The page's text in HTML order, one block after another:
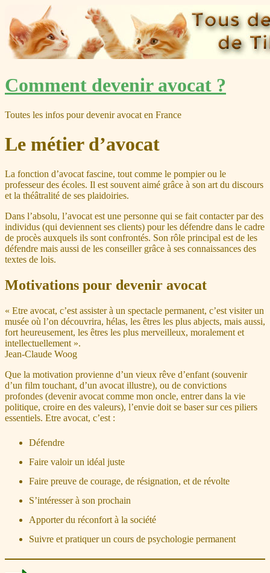
Skip
to
Comment devenir avocat ?
Toutes les infos pour devenir avocat en France
Le métier d’avocat
La fonction d’avocat fascine, tout comme le pompier ou le
professeur des écoles. Il est souvent aimé grâce à son art du discours
et la théâtralité de ses plaidoiries.
Dans l’absolu, l’avocat est une personne qui se fait contacter par des
individus (qui deviennent ses clients) pour les défendre dans le cadre
de procès auxquels ils sont confrontés. Son rôle principal est de les
défendre mais aussi de les conseiller grâce à ses connaissances des
textes de lois.
Motivations pour devenir avocat
« Etre avocat, c’est assister à un spectacle permanent, c’est visiter un
musée où l’on découvrira, hélas, les êtres les plus abjects, mais aussi,
fort heureusement, les êtres les plus merveilleux, moralement et
intellectuellement ».
Jean-Claude Woog
Que la motivation provienne d’un vieux rêve d’enfant (souvenir
d’un film touchant, d’un avocat illustre), ou de convictions
profondes (devenir avocat comme mon oncle, entrer dans la vie
politique, croire en des valeurs), l’envie doit se baser sur ces piliers
essentiels. Etre avocat, c’est :
Défendre
Faire valoir un idéal juste
Faire preuve de courage, de résignation, et de révolte
S’intéresser à son prochain
Apporter du réconfort à la société
Suivre et pratiquer un cours de psychologie permanent